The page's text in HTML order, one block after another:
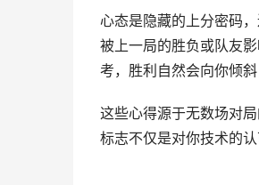
心态是隐藏的上分密码
被上一局的胜负或队友
考，胜利自然会向你倾
这些心得源于无数场对
标志不仅是对你技术的